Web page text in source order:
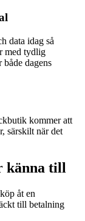
data idag så
med tydlig
dagens
kommer att
särskilt när det
känna till
åt en
till betalning